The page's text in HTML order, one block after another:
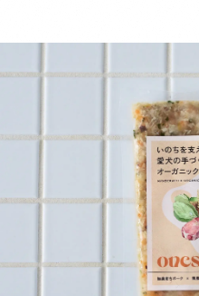
の腎臓や尿路の健康を保ちます。
濃縮果汁、マルトデキストリン(
旨味たっぷり！北海道産昆布とチ
パイヤ酵素や乳酸菌、食物繊維が
を整えます。 【チーズパウダー
パイヤ末、マイタケ子実体パウダ
の散歩をサポートするカルシウム
ープ。コラーゲンペプチドとアセ
康維持や、愛犬の元気をサポート
マッシュポテトパウダー、フィッ
ルグルコサミン、ホワイトキクラ
水分 4.0% 4.9% 5.6% 4.5% 粗た
脂肪 9.7% 1.6% 14.4% 2.5% 粗繊